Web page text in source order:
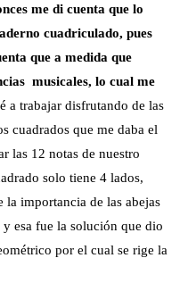
me di cuenta que lo
cuadriculado, pues
que a medida que
musicales, lo cual me
a trabajar disfrutando de las
cuadrados que me daba el
las 12 notas de nuestro
solo tiene 4 lados,
importancia de las abejas
esa fue la solución que dio
por el cual se rige la